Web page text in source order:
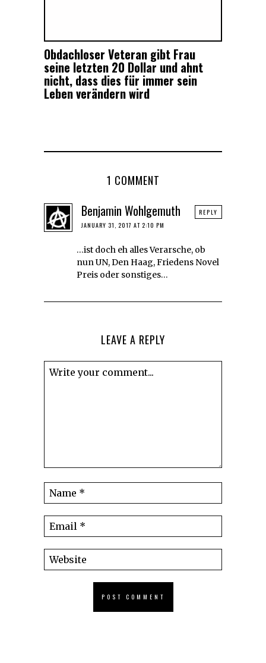
Obdachloser Veteran gibt Frau
seine letzten 20 Dollar und ahnt
nicht, dass dies für immer sein
Leben verändern wird
1 COMMENT
Benjamin Wohlgemuth
JANUARY 31, 2017 AT 2:10 PM
…ist doch eh alles Verarsche, ob
nun UN, Den Haag, Friedens Novel
Preis oder sonstiges…
REPLY
LEAVE A REPLY